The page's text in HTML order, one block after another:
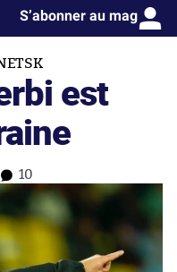
S’abonner au mag
est
10